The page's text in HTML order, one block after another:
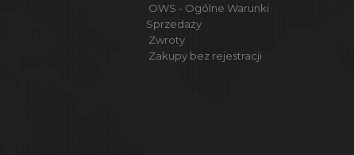
OWS - Ogólne Warunki
Sprzedaży
Zwroty
Zakupy bez rejestracji